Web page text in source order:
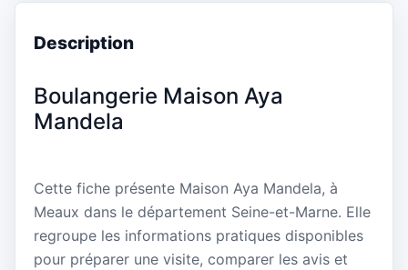
Description
Boulangerie Maison Aya
Mandela
Cette fiche présente Maison Aya Mandela, à
Meaux dans le département Seine-et-Marne. Elle
regroupe les informations pratiques disponibles
pour préparer une visite, comparer les avis et